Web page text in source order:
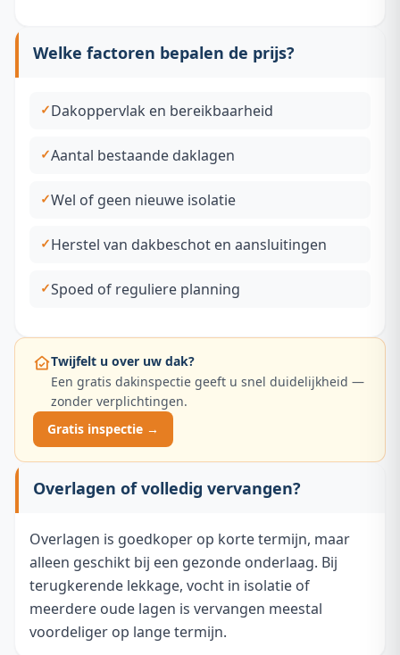
Welke factoren bepalen de prijs?
Dakoppervlak en bereikbaarheid
Aantal bestaande daklagen
Wel of geen nieuwe isolatie
Herstel van dakbeschot en aansluitingen
Spoed of reguliere planning
Twijfelt u over uw dak?
Een gratis dakinspectie geeft u snel duidelijkheid —
zonder verplichtingen.
Gratis inspectie →
Overlagen of volledig vervangen?
Overlagen is goedkoper op korte termijn, maar
alleen geschikt bij een gezonde onderlaag. Bij
terugkerende lekkage, vocht in isolatie of
meerdere oude lagen is vervangen meestal
voordeliger op lange termijn.